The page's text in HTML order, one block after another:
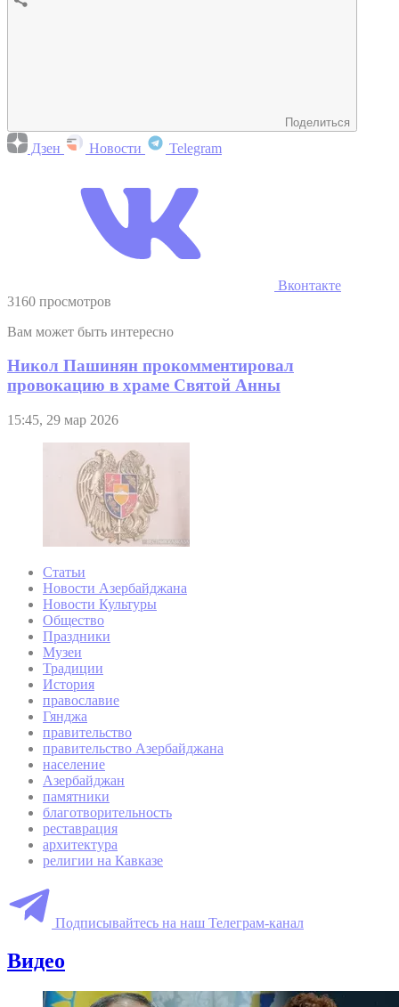
Поделиться
Дзен Новости Telegram
Вконтакте
3160 просмотров
Вам может быть интересно
Никол Пашинян прокомментировал
провокацию в храме Святой Анны
15:45, 29 мар 2026
Статьи
Новости Азербайджана
Новости Культуры
Общество
Праздники
Музеи
Традиции
История
православие
Гянджа
правительство
правительство Азербайджана
население
Азербайджан
памятники
благотворительность
реставрация
архитектура
религии на Кавказе
Подписывайтесь на наш Телеграм-канал
Видео